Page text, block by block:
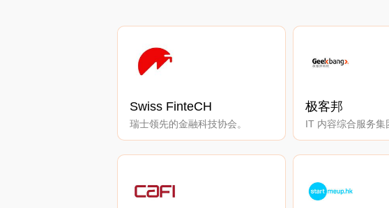
Swiss FinteCH
瑞士领先的金融科技协会。
极客邦